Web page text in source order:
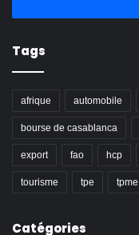
Tags
afrique automobile
bourse de casablanca
export fao hcp
tourisme tpe tpme
Catégories